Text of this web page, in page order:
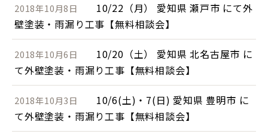
2018年10月8日
10/22（月） 愛知県 瀬戸市 にて外
壁塗装・雨漏り工事【無料相談会】
2018年10月6日
10/20（土） 愛知県 北名古屋市 に
て外壁塗装・雨漏り工事【無料相談会】
2018年10月3日
10/6(土)・7(日) 愛知県 豊明市 に
て外壁塗装・雨漏り工事【無料相談会】